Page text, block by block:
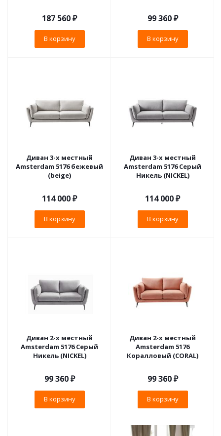
187 560₽
В корзину
99 360₽
В корзину
Диван 3-х местный
Amsterdam 5176 бежевый
(beige)
114 000₽
В корзину
Диван 3-х местный
Amsterdam 5176 Серый
Никель (NICKEL)
114 000₽
В корзину
Диван 2-х местный
Amsterdam 5176 Серый
Никель (NICKEL)
99 360₽
В корзину
Диван 2-х местный
Amsterdam 5176
Коралловый (CORAL)
99 360₽
В корзину